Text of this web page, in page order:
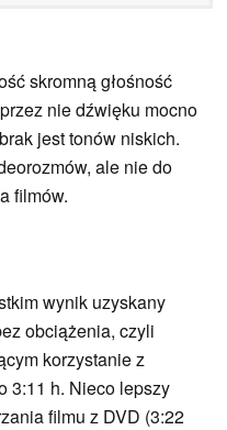
skromną głośność
nie dźwięku mocno
jest tonów niskich.
ale nie do
filmów.
wynik uzyskany
obciążenia, czyli
korzystanie z
3:11 h. Nieco lepszy
filmu z DVD (3:22